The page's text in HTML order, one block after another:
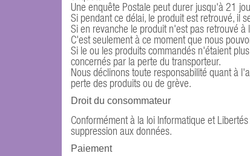
Une enquête Postale peut durer jusqu'à 21
Si pendant ce délai, le produit est retrouvé, il
Si en revanche le produit n'est pas retrouvé
C'est seulement à ce moment que nous
Si le ou les produits commandés n'étaient
concernés par la perte du transporteur.
Nous déclinons toute responsabilité quant à
perte des produits ou de grève.
Droit du consommateur
Conformément à la loi Informatique et
suppression aux données.
Paiement